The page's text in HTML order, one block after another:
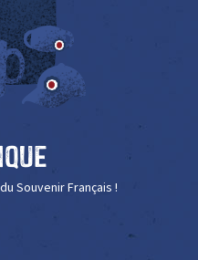
Souvenir Français !